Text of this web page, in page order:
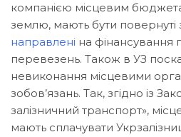
компанією місцевим
землю, мають бути повернуті
направлені на фінансування
перевезень. Також в УЗ
невиконання місцевими
зобов’язань. Так, згідно із
залізничний транспорт»,
мають сплачувати